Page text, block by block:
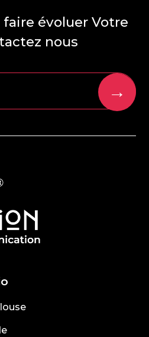
évoluer Votre
nous
→